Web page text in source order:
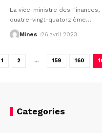
La vice-ministre des Finances,
quatre-vingt-quatorzième…
Mines 26 avril 2023
1 2 … 159 160
Categories